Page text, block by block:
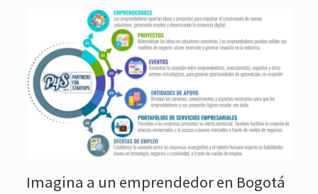
Imagina a un emprendedor en Bogotá